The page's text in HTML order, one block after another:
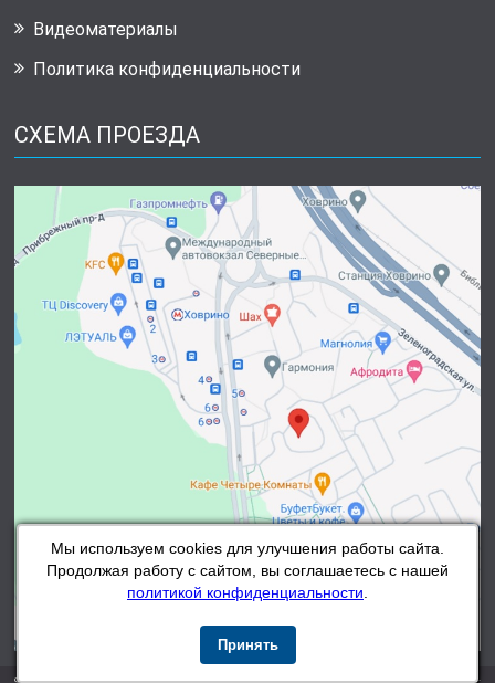
Мы используем cookies для улучшения работы сайта.
Продолжая работу с сайтом, вы соглашаетесь с нашей
политикой конфиденциальности
Принять
Видеоматериалы
Политика конфиденциальности
СХЕМА ПРОЕЗДА